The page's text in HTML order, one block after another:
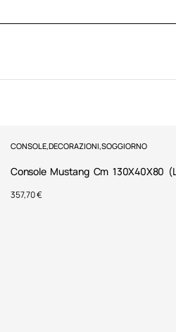
CONSOLE,DECORAZIONI,SOGGIORNO
Console Mustang Cm 130X40X80
357,70€